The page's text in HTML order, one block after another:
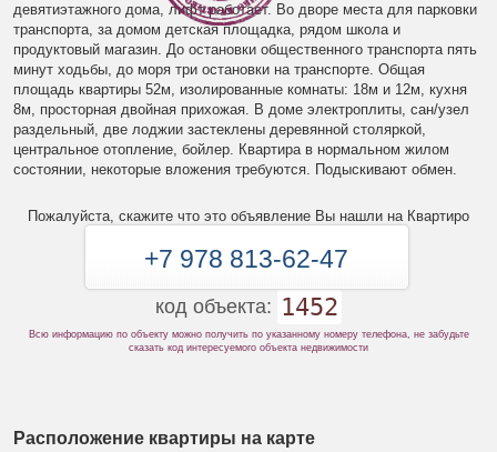
девятиэтажного дома, лифт работает. Во дворе места для парковки
транспорта, за домом детская площадка, рядом школа и
продуктовый магазин. До остановки общественного транспорта пять
минут ходьбы, до моря три остановки на транспорте. Общая
площадь квартиры 52м, изолированные комнаты: 18м и 12м, кухня
8м, просторная двойная прихожая. В доме электроплиты, сан/узел
раздельный, две лоджии застеклены деревянной столяркой,
центральное отопление, бойлер. Квартира в нормальном жилом
состоянии, некоторые вложения требуются. Подыскивают обмен.
Пожалуйста, скажите что это объявление Вы нашли на Квартиро
+7 978 813-62-47
код объекта: 1452
Всю информацию по объекту можно получить по указанному номеру телефона, не забудьте
сказать код интересуемого объекта недвижимости
Расположение квартиры на карте